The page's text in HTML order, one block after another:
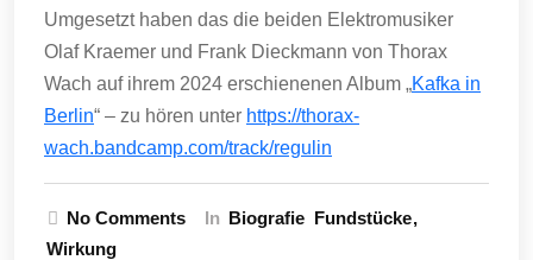
Umgesetzt haben das die beiden Elektromusiker
Olaf Kraemer und Frank Dieckmann von Thorax
Wach auf ihrem 2024 erschienenen Album „Kafka in
Berlin“ – zu hören unter https://thorax-
wach.bandcamp.com/track/regulin
No Comments In Biografie Fundstücke
Wirkung